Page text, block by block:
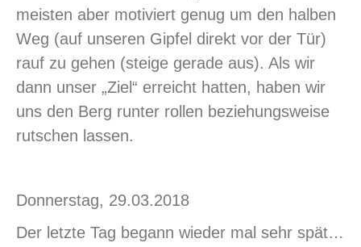
meisten aber motiviert genug um den halben
Weg (auf unseren Gipfel direkt vor der Tür)
rauf zu gehen (steige gerade aus). Als wir
dann unser „Ziel“ erreicht hatten, haben wir
uns den Berg runter rollen beziehungsweise
rutschen lassen.
Donnerstag, 29.03.2018
Der letzte Tag begann wieder mal sehr spät…